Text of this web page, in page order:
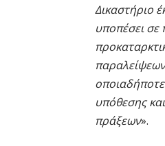
Δικαστήριο
υποπέσει
υπόθεσης
πράξεων».